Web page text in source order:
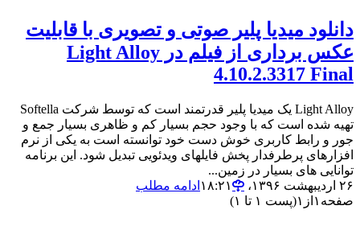
دانلود میدیا پلیر صوتی و تصویری با قابلیت
عکس برداری از فیلم در Light Alloy
4.10.2.3317 Final
Light Alloy یک میدیا پلیر قدرتمند است که توسط شرکت Softella
تهیه شده است که با وجود حجم بسیار کم و ظاهری بسیار جمع و
جور و رابط کاربری خوش دست خود توانسته است به یکی از نرم
افزارهای پرطرفدار پخش فایلهای ویدئویی تبدیل شود. این برنامه
توانایی های بسیار در زمین...
۲۶ اردیبهشت ۱۳۹۶،‏ ۱۸:۲۱
ادامه مطلب
صفحه ۱ از ۱(پست ۱ تا ۱)